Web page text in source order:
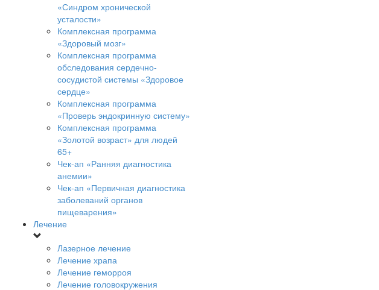
«Синдром хронической
усталости»
Комплексная программа
«Здоровый мозг»
Комплексная программа
обследования сердечно-
сосудистой системы «Здоровое
сердце»
Комплексная программа
«Проверь эндокринную систему»
Комплексная программа
«Золотой возраст» для людей
65+
Чек-ап «Ранняя диагностика
анемии»
Чек-ап «Первичная диагностика
заболеваний органов
пищеварения»
Лечение
Лазерное лечение
Лечение храпа
Лечение геморроя
Лечение головокружения